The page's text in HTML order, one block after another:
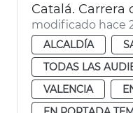
Catalá. Carrera
modificado hace
ALCALDÍA
TODAS LAS
VALENCIA